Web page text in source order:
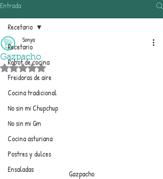
Entrada
Recetario
Robot de cocina
Freidoras de aire
Cocina tradicional
No sin mi Chupchup
No sin mi Gm
Cocina asturiana
Postres y dulces
Ensaladas
Recetario
Gazpacho
Sonya
Obtuvo NaN de 5 estrellas.
Gazpacho